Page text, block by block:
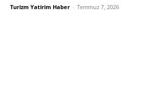
Turizm Yatirim Haber - Temmuz 7, 2026